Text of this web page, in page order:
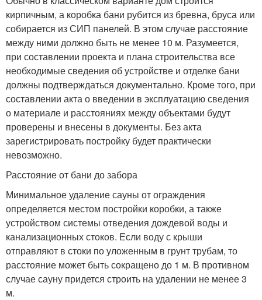
кирпичным, а коробка бани рубится из бревна, бруса или
собирается из СИП панелей. В этом случае расстояние
между ними должно быть не менее 10 м. Разумеется,
при составлении проекта и плана строительства все
необходимые сведения об устройстве и отделке бани
должны подтверждаться документально. Кроме того, при
составлении акта о введении в эксплуатацию сведения
о материале и расстояниях между объектами будут
проверены и внесены в документы. Без акта
зарегистрировать постройку будет практически
невозможно.
Расстояние от бани до забора
Минимальное удаление сауны от ограждения
определяется местом постройки коробки, а также
устройством системы отведения дождевой воды и
канализационных стоков. Если воду с крыши
отправляют в стоки по уложенным в грунт трубам, то
расстояние может быть сокращено до 1 м. В противном
случае сауну придется строить на удалении не менее 3
м.